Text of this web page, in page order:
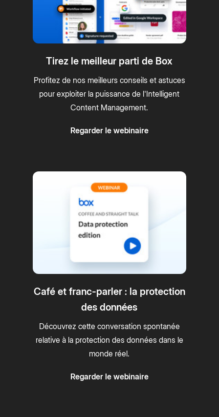
Tirez le meilleur parti de Box
Profitez de nos meilleurs conseils et astuces
pour exploiter la puissance de l'Intelligent
Content Management.
Regarder le webinaire
Café et franc-parler : la protection
des données
Découvrez cette conversation spontanée
relative à la protection des données dans le
monde réel.
Regarder le webinaire